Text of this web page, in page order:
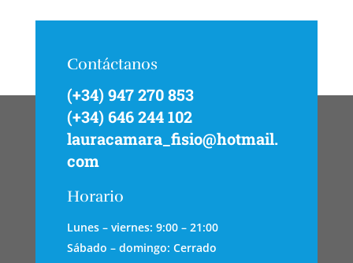
Contáctanos
(+34) 947 270 853
(+34) 646 244 102
lauracamara_fisio@hotmail.
com
Horario
Lunes – viernes: 9:00 – 21:00
Sábado – domingo: Cerrado